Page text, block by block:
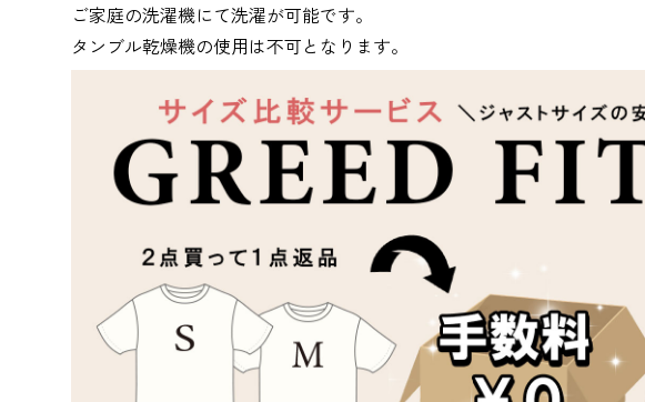
ご家庭の洗濯機にて洗濯が可能です。
タンブル乾燥機の使用は不可となります。